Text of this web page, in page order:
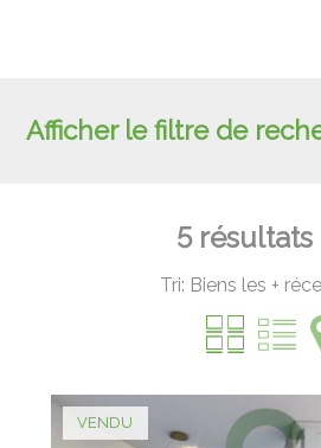
Afficher le filtre de
5résultats
Tri: Biens les +
VENDU